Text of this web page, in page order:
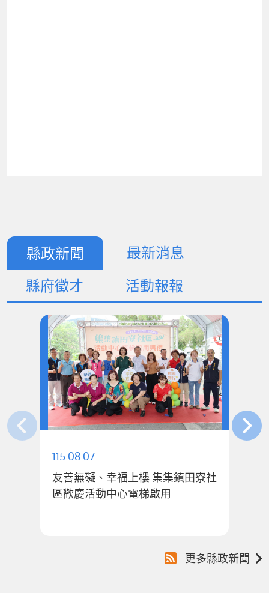
縣政新聞
最新消息
縣府徵才
活動報報
115.08.07
友善無礙、幸福上樓 集集鎮田寮社
區歡慶活動中心電梯啟用
更多縣政新聞